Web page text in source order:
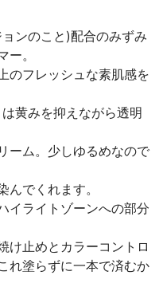
ンのこと)配合のみずみ
。
のフレッシュな素肌感を
黄みを抑えながら透明
ーム。少しゆるめなので
でくれます。
イライトゾーンへの部分
け止めとカラーコントロ
れ塗らずに一本で済むか